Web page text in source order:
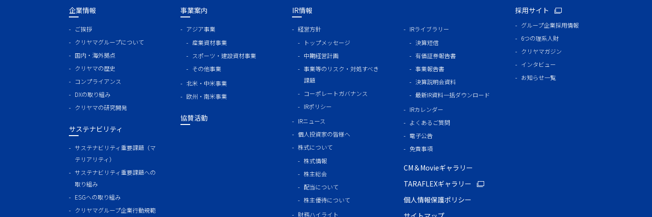
企業情報
ご挨拶
クリヤマグループについて
国内・海外拠点
クリヤマの歴史
コンプライアンス
DXの取り組み
クリヤマの研究開発
サステナビリティ
サステナビリティ重要課題（マ
テリアリティ）
サステナビリティ重要課題への
取り組み
ESGへの取り組み
クリヤマグループ企業行動規範
事業案内
アジア事業
産業資材事業
スポーツ・建設資材事業
その他事業
北米・中米事業
欧州・南米事業
協賛活動
IR情報
経営方針
トップメッセージ
中期経営計画
事業等のリスク・対処すべき
課題
コーポレートガバナンス
IRポリシー
IRニュース
個人投資家の皆様へ
株式について
株式情報
株主総会
配当について
株主優待について
財務ハイライト
IRライブラリー
決算短信
有価証券報告書
事業報告書
決算説明会資料
最新IR資料一括ダウンロード
IRカレンダー
よくあるご質問
電子公告
免責事項
CM＆Movieギャラリー
TARAFLEXギャラリー
個人情報保護ポリシー
採用サイト
グループ企業採用情報
6つの理系人財
クリヤマガジン
インタビュー
お知らせ一覧